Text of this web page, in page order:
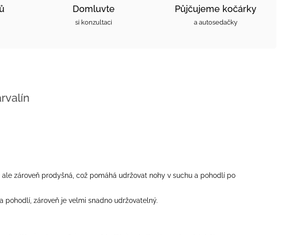
Domluvte
si konzultaci
Půjčujeme kočárky
a autosedačky
zároveň prodyšná, což pomáhá udržovat nohy v suchu a pohodlí po
zároveň je velmi snadno udržovatelný.